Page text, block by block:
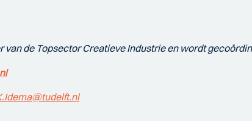
van de Topsector Creatieve Industrie en wordt